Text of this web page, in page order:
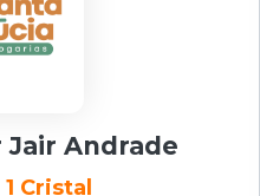
Jair Andrade
1 Cristal